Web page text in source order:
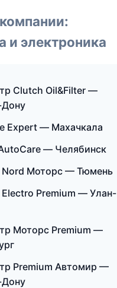
и электроника
Clutch Oil&Filter —
Дону
Expert — Махачкала
— Челябинск
Nord Моторс — Тюмень
Electro Premium — Улан-
Моторс Premium —
Premium Автомир —
Дону